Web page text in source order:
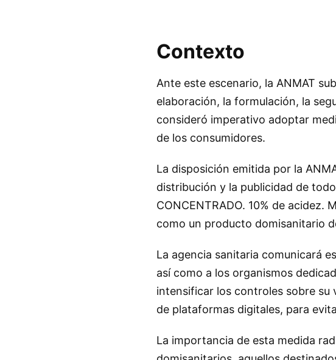
Contexto
Ante este escenario, la ANMAT
elaboración, la formulación, la
consideró imperativo adoptar
de los consumidores.
La disposición emitida por la
distribución y la publicidad de
CONCENTRADO. 10% de acidez.
como un producto domisanitario
La agencia sanitaria comunicará
así como a los organismos
intensificar los controles sobre su
de plataformas digitales, para
La importancia de esta medida